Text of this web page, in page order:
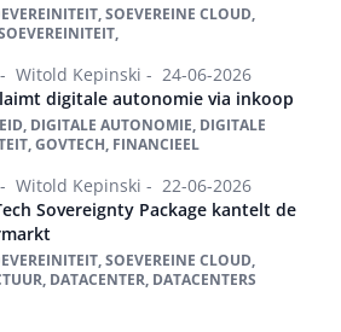
SOEVEREINE CLOUD,
Witold Kepinski - 24-06-2026
digitale autonomie via inkoop
DIGITALE AUTONOMIE, DIGITALE
GOVTECH, FINANCIEEL
Witold Kepinski - 22-06-2026
Sovereignty Package kantelt de
SOEVEREINE CLOUD,
DATACENTER, DATACENTERS